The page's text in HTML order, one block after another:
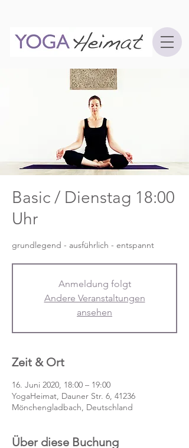
Basic / Dienstag 18:00
Uhr
grundlegend - ausführlich - entspannt
Anmeldung folgt
Andere Veranstaltungen
ansehen
Zeit & Ort
16. Juni 2020, 18:00 – 19:00
YogaHeimat, Dauner Str. 6, 41236
Mönchengladbach, Deutschland
Über diese Buchung